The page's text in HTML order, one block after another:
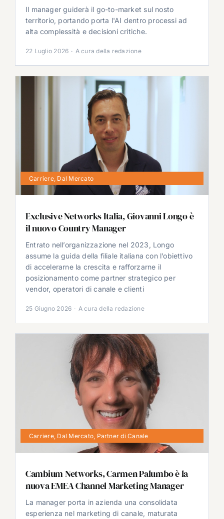
Il manager guiderà il go-to-market sul nosto
territorio, portando porta l'AI dentro processi ad
alta complessità e decisioni critiche.
22 Luglio 2026 · A cura della redazione
Carriere, Dal Mercato
Exclusive Networks Italia, Giovanni Longo è
il nuovo Country Manager
Entrato nell’organizzazione nel 2023, Longo
assume la guida della filiale italiana con l’obiettivo
di accelerarne la crescita e rafforzarne il
posizionamento come partner strategico per
vendor, operatori di canale e clienti
25 Giugno 2026 · A cura della redazione
Carriere, Dal Mercato Partner di Canale
Cambium Networks, Carmen Palumbo è la
nuova EMEA Channel Marketing Manager
La manager porta in azienda una consolidata
esperienza nel marketing di canale, maturata